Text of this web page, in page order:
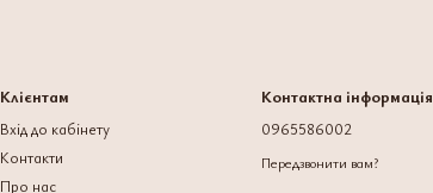
Клієнтам
Вхід до кабінету
Контакти
Про нас
Контактна інформація
0965586002
Передзвонити вам?